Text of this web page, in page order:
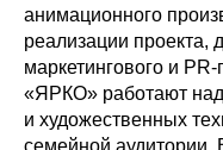
анимационного
реализации проекта,
маркетингового и
«ЯРКО» работают
и художественных
семейной аудитории.